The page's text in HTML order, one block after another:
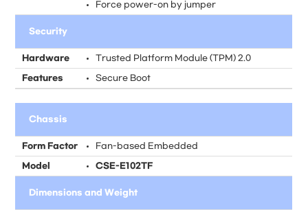
Force power-on by jumper
Security
Hardware Trusted Platform Module (TPM) 2.0
Features Secure Boot
Chassis
Form Factor Fan-based Embedded
Model CSE-E102TF
Dimensions and Weight